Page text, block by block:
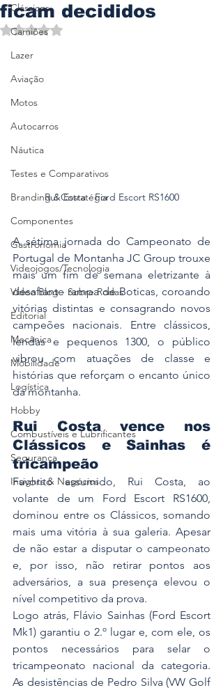
Clássicos
Camiões
Lazer
Aviação
Motos
Autocarros
Náutica
Testes e Comparativos
Branding & Estratégia
Componentes
Gastronomia
Videojogos/Tecnologia
Vídeo Blog - Sobre Rodas
Editorial
Mecânica
Mobilidade
Logística
Hobby
Combustíveis e Lubrificantes
Segurança
Insights & Negócios
ficam decididos
Avaliado com NaN de 5 estrelas.
Rui Costa - Ford Escort RS1600
A sétima jornada do Campeonato de
Portugal de Montanha JC Group trouxe
mais um fim de semana eletrizante à
desafiante rampa de Boticas, coroando
vitórias distintas e consagrando novos
campeões nacionais. Entre clássicos,
lendas e pequenos 1300, o público
vibrou com atuações de classe e
histórias que reforçam o encanto único
da montanha.
Rui Costa vence nos
Clássicos e Sainhas é
tricampeão
Favorito assumido, Rui Costa, ao
volante de um Ford Escort RS1600,
dominou entre os Clássicos, somando
mais uma vitória à sua galeria. Apesar
de não estar a disputar o campeonato
e, por isso, não retirar pontos aos
adversários, a sua presença elevou o
nível competitivo da prova.
Logo atrás, Flávio Sainhas (Ford Escort
Mk1) garantiu o 2.º lugar e, com ele, os
pontos necessários para selar o
tricampeonato nacional da categoria.
As desistências de Pedro Silva (VW Golf